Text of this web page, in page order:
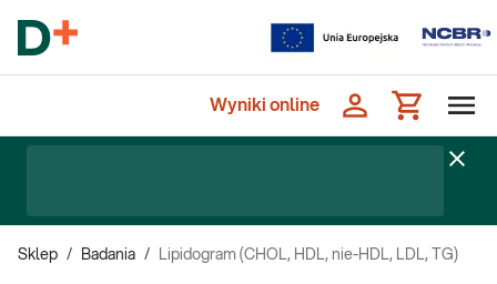
Wyniki online
Sklep / Badania / Lipidogram (CHOL, HDL, nie-HDL, LDL, TG)